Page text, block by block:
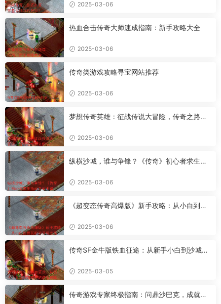
2025-03-06
热血合击传奇大师速成指南：新手攻略大全
2025-03-06
传奇类游戏攻略寻宝网站推荐
2025-03-06
梦想传奇英雄：征战传说大冒险，传奇之路何
2025-03-06
纵横沙城，谁与争锋？《传奇》初心者求生指
2025-03-06
《超变态传奇高爆版》新手攻略：从小白到骨
2025-03-06
传奇SF金牛版铁血征途：从新手小白到沙城霸
2025-03-05
传奇游戏专家终极指南：问鼎沙巴克，成就传